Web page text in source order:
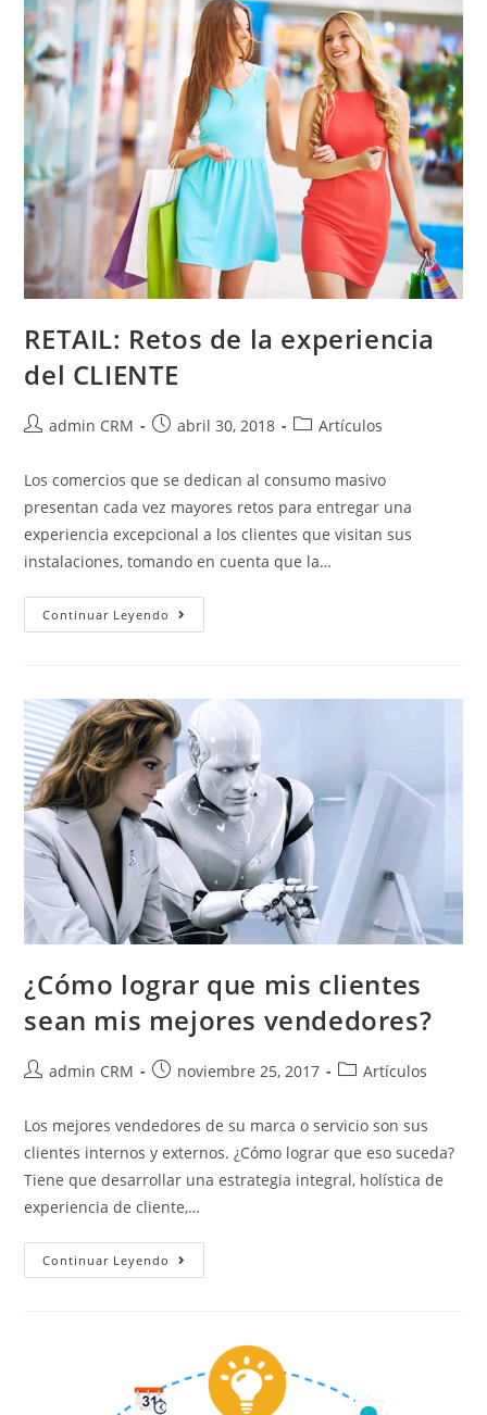
RETAIL: Retos de la experiencia
del CLIENTE
admin CRM abril 30, 2018 Artículos
Los comercios que se dedican al consumo masivo
presentan cada vez mayores retos para entregar una
experiencia excepcional a los clientes que visitan sus
instalaciones, tomando en cuenta que la…
Continuar Leyendo
¿Cómo lograr que mis clientes
sean mis mejores vendedores?
admin CRM noviembre 25, 2017 Artículos
Los mejores vendedores de su marca o servicio son sus
clientes internos y externos. ¿Cómo lograr que eso suceda?
Tiene que desarrollar una estrategia integral, holística de
experiencia de cliente,…
Continuar Leyendo